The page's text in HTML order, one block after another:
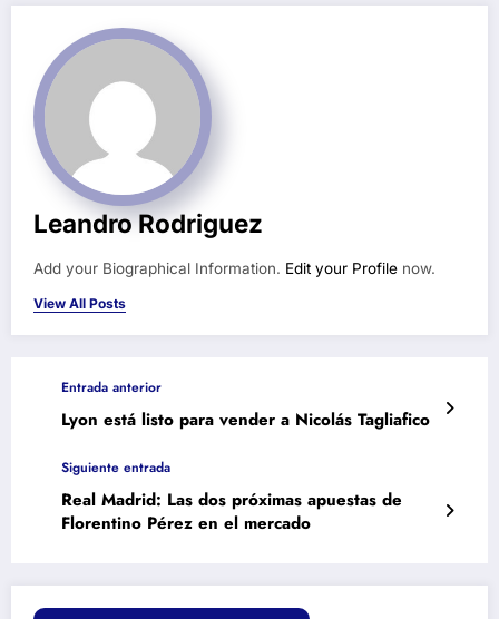
Leandro Rodriguez
Add your Biographical Information. Edit your Profile now.
View All Posts
Entrada anterior
Lyon está listo para vender a Nicolás Tagliafico
Siguiente entrada
Real Madrid: Las dos próximas apuestas de
Florentino Pérez en el mercado